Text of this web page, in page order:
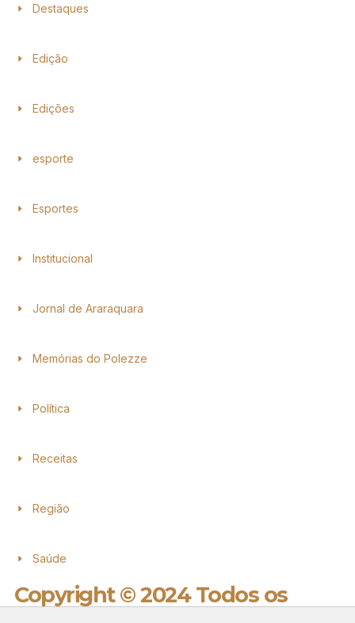
Destaques
Edição
Edições
esporte
Esportes
Institucional
Jornal de Araraquara
Memórias do Polezze
Política
Receitas
Região
Saúde
Copyright © 2024 Todos os